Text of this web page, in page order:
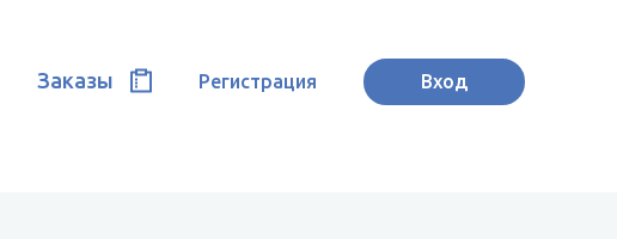
Заказы Регистрация Вход